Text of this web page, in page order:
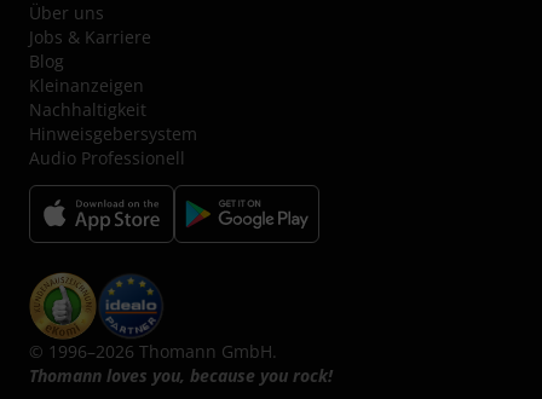
Über uns
Jobs & Karriere
Blog
Kleinanzeigen
Nachhaltigkeit
Hinweisgebersystem
Audio Professionell
© 1996–2026 Thomann GmbH.
Thomann loves you, because you rock!